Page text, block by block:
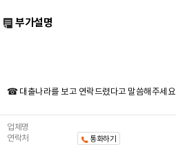
부가설명
☎ 대출나라를 보고 연락드렸다고 말씀해주세요
업체명
연락처
통화하기